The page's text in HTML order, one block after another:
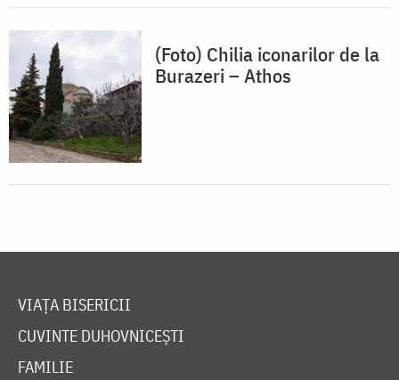
(Foto) Chilia iconarilor de la
Burazeri – Athos
VIAȚA BISERICII
CUVINTE DUHOVNICEȘTI
FAMILIE